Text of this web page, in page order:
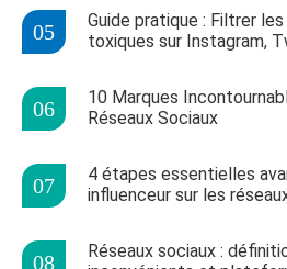
Guide pratique : Filtrer
toxiques sur Instagram,
10 Marques
Réseaux Sociaux
4 étapes essentielles
influenceur sur les
Réseaux sociaux :